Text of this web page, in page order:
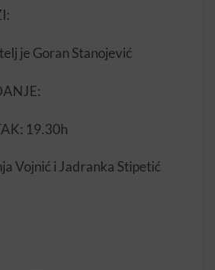
je Goran Stanojević
19.30h
Vojnić i Jadranka Stipetić